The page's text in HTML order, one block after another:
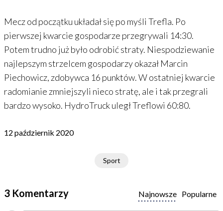
Mecz od początku układał się po myśli Trefla. Po
pierwszej kwarcie gospodarze przegrywali 14:30.
Potem trudno już było odrobić straty. Niespodziewanie
najlepszym strzelcem gospodarzy okazał Marcin
Piechowicz, zdobywca 16 punktów. W ostatniej kwarcie
radomianie zmniejszyli nieco stratę, ale i tak przegrali
bardzo wysoko. HydroTruck uległ Treflowi 60:80.
12 październik 2020
Sport
3 Komentarzy Popularne
Najnowsze